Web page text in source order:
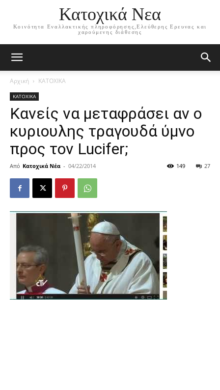
Κατοχικά Νεα
Κοινότητα Εναλλακτικής πληροφόρησης,Ελεύθερης Ερευνας και
χαρούμενης διάθεσης
Αρχική ΚΑΤΟΧΙΚΑ
ΚΑΤΟΧΙΚΑ
Κανείς να μεταφράσει αν ο
κυριουλης τραγουδά ύμνο
προς τον Lucifer;
Από Κατοχικά Νέα - 04/22/2014 27
149